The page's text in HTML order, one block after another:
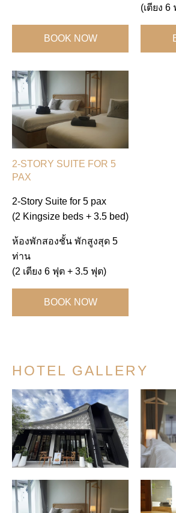
BOOK NOW
(เตียง 6
2-STORY SUITE FOR 5
PAX
2-Story Suite for 5 pax
(2 Kingsize beds + 3.5 bed)
ห้องพักสองชั้น พักสูงสุด 5
ท่าน
(2 เตียง 6 ฟุต + 3.5 ฟุต)
BOOK NOW
HOTEL GALLERY